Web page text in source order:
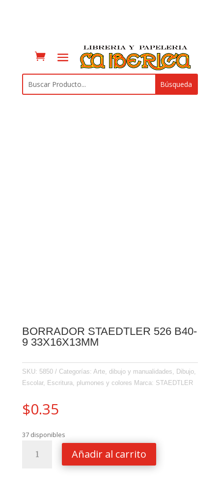
BORRADOR STAEDTLER 526 B40-
9 33X16X13MM
SKU: 5850 Categorías: Arte, dibujo y manualidades Dibujo,
Escolar, Escritura, plumones y colores Marca: STAEDTLER
$0.35
37 disponibles
STAEDTLER
Añadir al carrito